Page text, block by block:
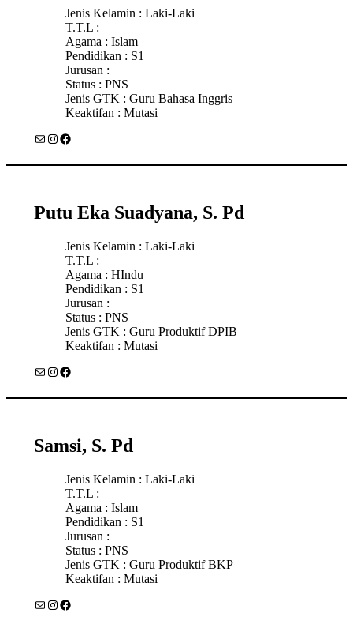
Jenis Kelamin : Laki-Laki
T.T.L :
Agama : Islam
Pendidikan : S1
Jurusan :
Status : PNS
Jenis GTK : Guru Bahasa Inggris
Keaktifan : Mutasi
Mail
Instagram Facebook
Putu Eka Suadyana, S. Pd
Jenis Kelamin : Laki-Laki
T.T.L :
Agama : HIndu
Pendidikan : S1
Jurusan :
Status : PNS
Jenis GTK : Guru Produktif DPIB
Keaktifan : Mutasi
Mail
Instagram Facebook
Samsi, S. Pd
Jenis Kelamin : Laki-Laki
T.T.L :
Agama : Islam
Pendidikan : S1
Jurusan :
Status : PNS
Jenis GTK : Guru Produktif BKP
Keaktifan : Mutasi
Mail
Instagram Facebook